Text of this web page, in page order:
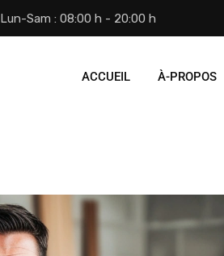
Lun-Sam : 08:00 h - 20:00 h
ACCUEIL À-PROPOS